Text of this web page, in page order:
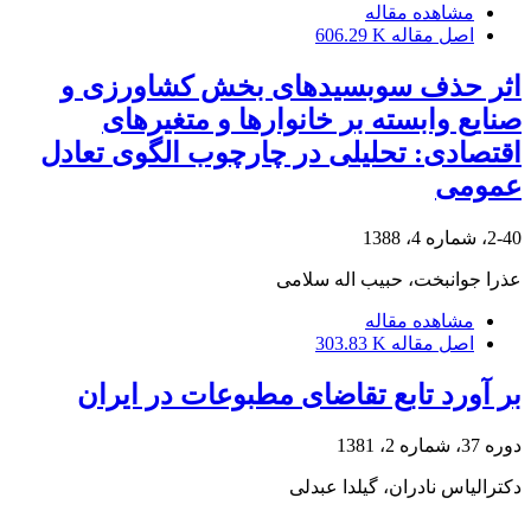
مشاهده مقاله
اصل مقاله 606.29 K
اثر حذف سوبسیدهای بخش کشاورزی و
صنایع وابسته بر خانوارها و متغیرهای
اقتصادی: تحلیلی در چارچوب الگوی تعادل
عمومی
2-40، شماره 4، 1388
عذرا جوانبخت، حبیب اله سلامی
مشاهده مقاله
اصل مقاله 303.83 K
بر آورد تابع تقاضای مطبوعات در ایران
دوره 37، شماره 2، 1381
دکترالیاس نادران، گیلدا عبدلى